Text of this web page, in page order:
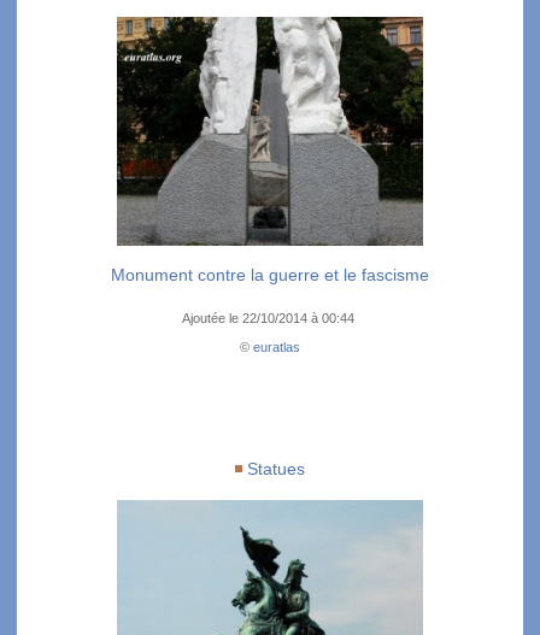
Monument contre la guerre et le fascisme
Ajoutée le 22/10/2014 à 00:44
© euratlas
Statues